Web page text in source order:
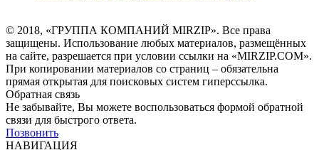
© 2018, «ГРУППА КОМПАНИЙ MIRZIP». Все права
защищены. Использование любых материалов, размещённых
на сайте, разрешается при условии ссылки на «MIRZIP.COM».
При копировании материалов со страниц – обязательна
прямая открытая для поисковых систем гиперссылка.
Обратная связь
Не забывайте, Вы можете воспользоваться формой обратной
связи для быстрого ответа.
Позвонить
НАВИГАЦИЯ